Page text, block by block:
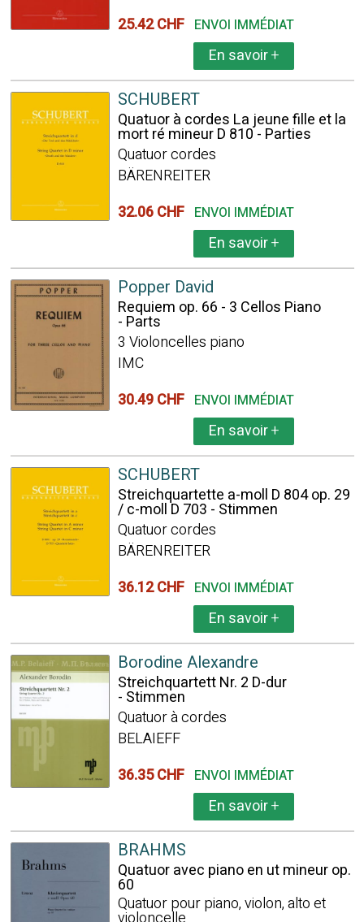
25.42 CHF ENVOI IMMÉDIAT
En savoir+
SCHUBERT
Quatuor à cordes La jeune fille et la
mort ré mineur D 810 - Parties
Quatuor cordes
BÄRENREITER
32.06 CHF ENVOI IMMÉDIAT
En savoir+
Popper David
Requiem op. 66 - 3 Cellos Piano
- Parts
3 Violoncelles piano
IMC
30.49 CHF ENVOI IMMÉDIAT
En savoir+
SCHUBERT
Streichquartette a-moll D 804 op. 29
/ c-moll D 703 - Stimmen
Quatuor cordes
BÄRENREITER
36.12 CHF ENVOI IMMÉDIAT
En savoir+
Borodine Alexandre
Streichquartett Nr. 2 D-dur
- Stimmen
Quatuor à cordes
BELAIEFF
36.35 CHF ENVOI IMMÉDIAT
En savoir+
BRAHMS
Quatuor avec piano en ut mineur op.
60
Quatuor pour piano, violon, alto et